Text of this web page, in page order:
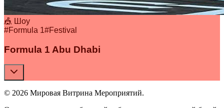
🎪 Шоу
#Formula 1#Festival
Formula 1 Abu Dhabi
© 2026 Мировая Витрина Мероприятий.